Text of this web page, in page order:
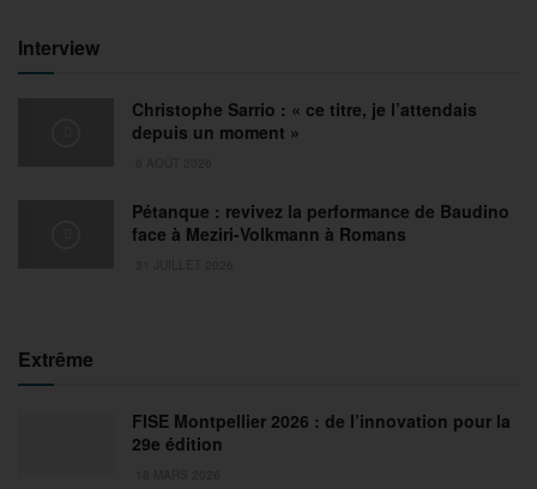
Interview
Christophe Sarrio : « ce titre, je l’attendais
depuis un moment »
Pétanque : revivez la performance de Baudino
face à Meziri-Volkmann à Romans
Extrême
FISE Montpellier 2026 : de l’innovation pour la
29e édition